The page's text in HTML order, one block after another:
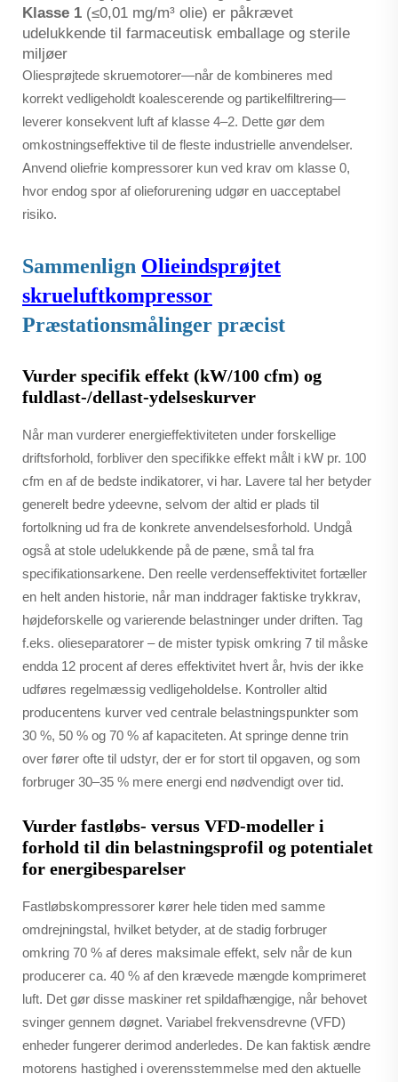
Klasse 1 (≤0,01 mg/m³ olie) er påkrævet
udelukkende til farmaceutisk emballage og sterile
miljøer
Oliesprøjtede skruemotorer—når de kombineres med
korrekt vedligeholdt koalescerende og partikelfiltrering—
leverer konsekvent luft af klasse 4–2. Dette gør dem
omkostningseffektive til de fleste industrielle anvendelser.
Anvend oliefrie kompressorer kun ved krav om klasse 0,
hvor endog spor af olieforurening udgør en uacceptabel
risiko.
Sammenlign Olieindsprøjtet
skrueluftkompressor
Præstationsmålinger præcist
Vurder specifik effekt (kW/100 cfm) og
fuldlast-/dellast-ydelseskurver
Når man vurderer energieffektiviteten under forskellige
driftsforhold, forbliver den specifikke effekt målt i kW pr. 100
cfm en af de bedste indikatorer, vi har. Lavere tal her betyder
generelt bedre ydeevne, selvom der altid er plads til
fortolkning ud fra de konkrete anvendelsesforhold. Undgå
også at stole udelukkende på de pæne, små tal fra
specifikationsarkene. Den reelle verdenseffektivitet fortæller
en helt anden historie, når man inddrager faktiske trykkrav,
højdeforskelle og varierende belastninger under driften. Tag
f.eks. olieseparatorer – de mister typisk omkring 7 til måske
endda 12 procent af deres effektivitet hvert år, hvis der ikke
udføres regelmæssig vedligeholdelse. Kontroller altid
producentens kurver ved centrale belastningspunkter som
30 %, 50 % og 70 % af kapaciteten. At springe denne trin
over fører ofte til udstyr, der er for stort til opgaven, og som
forbruger 30–35 % mere energi end nødvendigt over tid.
Vurder fastløbs- versus VFD-modeller i
forhold til din belastningsprofil og potentialet
for energibesparelser
Fastløbskompressorer kører hele tiden med samme
omdrejningstal, hvilket betyder, at de stadig forbruger
omkring 70 % af deres maksimale effekt, selv når de kun
producerer ca. 40 % af den krævede mængde komprimeret
luft. Det gør disse maskiner ret spildafhængige, når behovet
svinger gennem døgnet. Variabel frekvensdrevne (VFD)
enheder fungerer derimod anderledes. De kan faktisk ændre
motorens hastighed i overensstemmelse med den aktuelle